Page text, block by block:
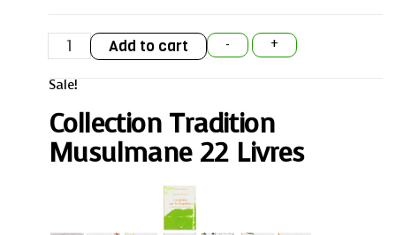
-
Collection
Tradition
Musulmane
22
Livres
+
Add to cart
Sale!
Collection Tradition
Musulmane 22 Livres